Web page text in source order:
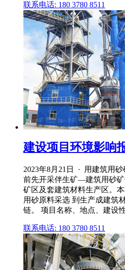
联系电话: 180 3780 8511
建设项目环境影响
2023年8月21日 · 用建筑用
前先开采伴生矿—建筑用砂
矿区及套建筑材料生产区。
用砂原料采选 到生产成建筑
链。 项目名称、地点、建设
联系电话: 180 3780 8511